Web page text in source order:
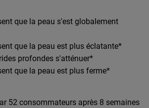
que la peau s'est globalement
que la peau est plus éclatante*
profondes s'atténuer*
que la peau est plus ferme*
52 consommateurs après 8 semaines